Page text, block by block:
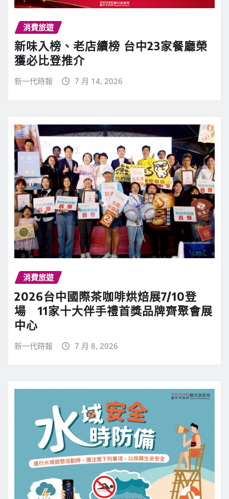
消費旅遊
新味入榜、老店續榜 台中23家餐廳榮
獲必比登推介
新一代時報 7 月 14, 2026
消費旅遊
2026台中國際茶咖啡烘焙展7/10登
場 11家十大伴手禮首獎品牌齊聚會展
中心
新一代時報 7 月 8, 2026